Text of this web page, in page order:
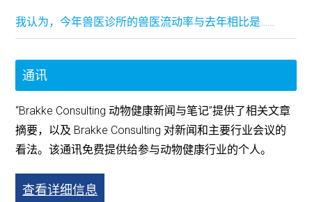
我认为，今年兽医诊所的兽医流动率与去年相比是……
通讯
“Brakke Consulting 动物健康新闻与笔记”提供了相关文章
摘要，以及 Brakke Consulting 对新闻和主要行业会议的
看法。该通讯免费提供给参与动物健康行业的个人。
查看详细信息